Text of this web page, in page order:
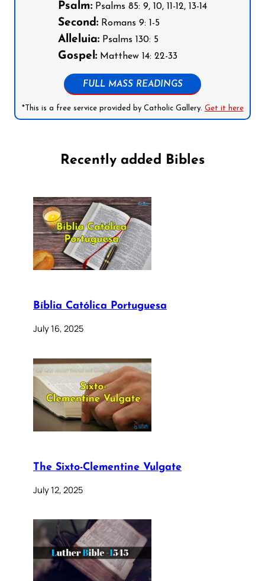
Psalm: Psalms 85: 9, 10, 11-12, 13-14
Second: Romans 9: 1-5
Alleluia: Psalms 130: 5
Gospel: Matthew 14: 22-33
FULL MASS READINGS
*This is a free service provided by Catholic Gallery. Get it here
Recently added Bibles
Bíblia Católica Portuguesa
July 16, 2025
The Sixto-Clementine Vulgate
July 12, 2025